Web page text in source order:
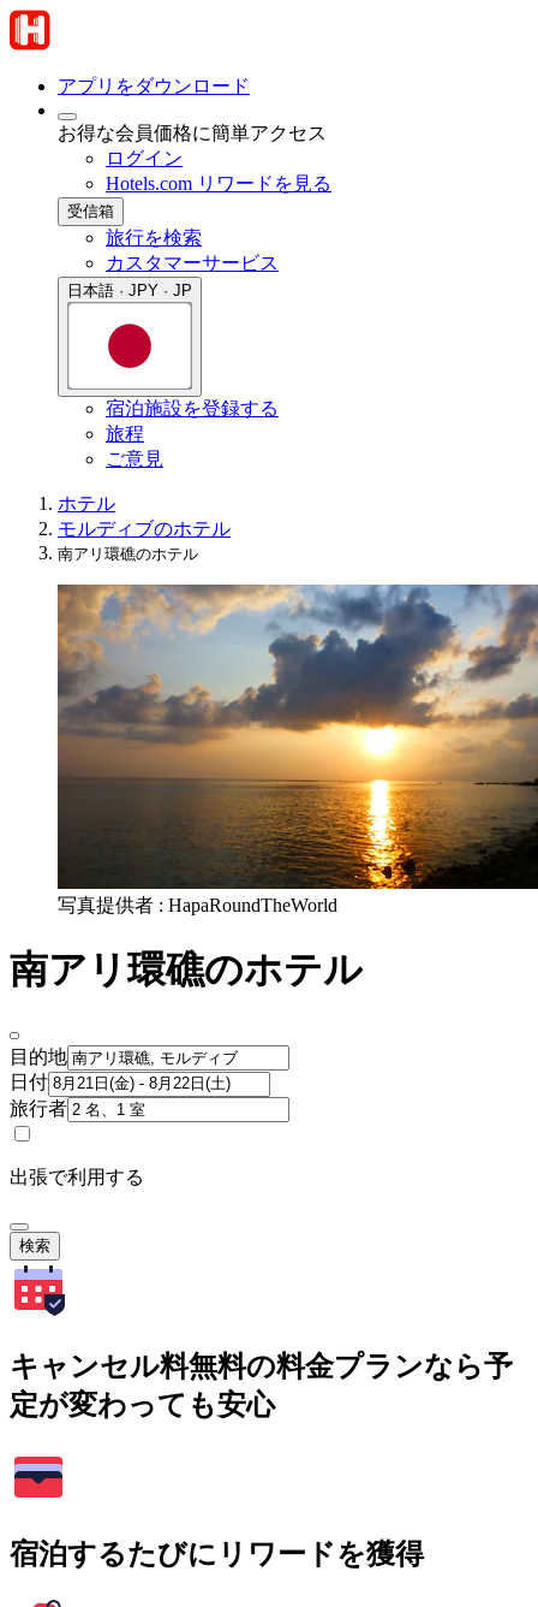
アプリをダウンロード
お得な会員価格に簡単アクセス
ログイン
Hotels.com リワードを見る
受信箱
旅行を検索
カスタマーサービス
日本語 · JPY · JP
宿泊施設を登録する
旅程
ご意見
ホテル
モルディブのホテル
南アリ環礁のホテル
写真提供者 : HapaRoundTheWorld
南アリ環礁のホテル
目的地
日付
旅行者
出張で利用する
検索
キャンセル料無料の料金プランなら予
定が変わっても安心
宿泊するたびにリワードを獲得